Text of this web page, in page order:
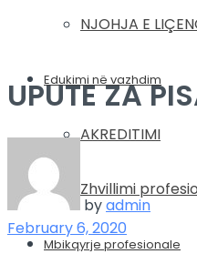
NJOHJA E
Edukimi në vazhdim
AKREDITIMI
Zhvillimi
Mbikqyrje profesionale
UPUTE ZA
byadmin
February 6, 2020